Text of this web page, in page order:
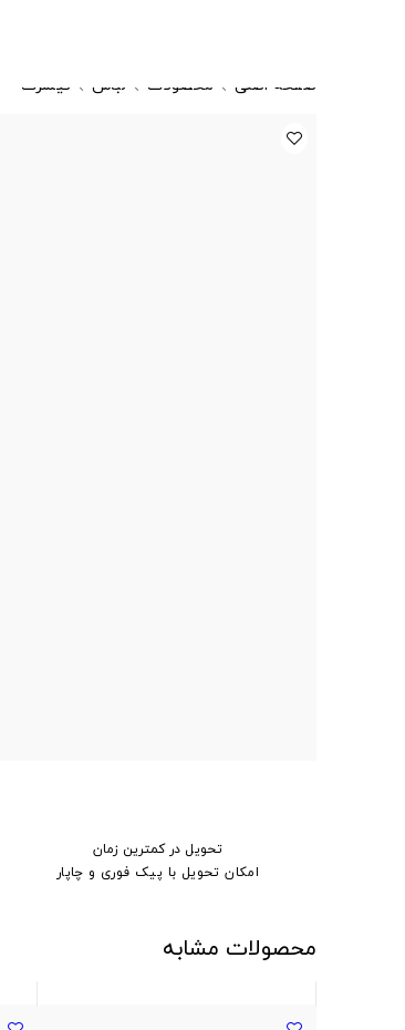
صفحه اصلی محصولات لباس تیشرت
تحویل در کمترین زمان
امکان تحویل با پیک فوری و چاپار
محصولات مشابه